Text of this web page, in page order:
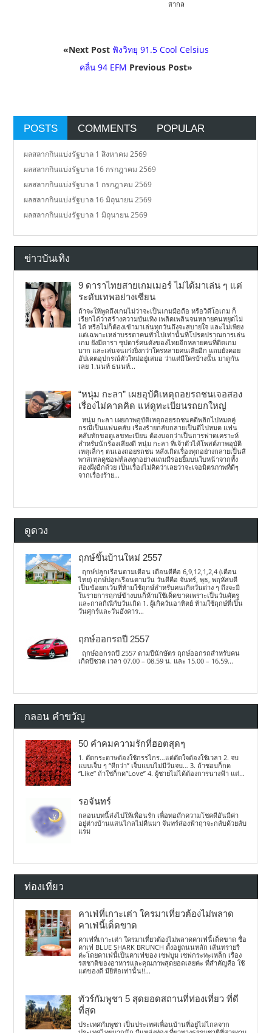
สากล
«Next Post ฟังวิทยุ 91.5 Cool Celsius
คลื่น 94 EFM Previous Post»
POSTS COMMENTS POPULAR
ผลสลากกินแบ่งรัฐบาล 1 สิงหาคม 2569
ผลสลากกินแบ่งรัฐบาล 16 กรกฎาคม 2569
ผลสลากกินแบ่งรัฐบาล 1 กรกฎาคม 2569
ผลสลากกินแบ่งรัฐบาล 16 มิถุนายน 2569
ผลสลากกินแบ่งรัฐบาล 1 มิถุนายน 2569
ข่าวบันเทิง
9 ดาราไทยสายเกมเมอร์ ไม่ได้มาเล่น ๆ แต่
ระดับเทพอย่างเซียน
ถ้าจะให้พูดถึงเกมไม่ว่าจะเป็นเกมมือถือ หรือวิดีโอเกม ก็
เรียกได้ว่าสร้างความบันเทิง เพลิดเพลินจนหลายคนหยุดไม่
ได้ หรือไม่ก็ต้องเข้ามาเล่นทุกวันถึงจะสบายใจ และไม่เพียง
แต่เฉพาะเหล่าบรรดาคนทั่วไปเท่านั้นที่โปรดปราณการเล่น
เกม ยังมีดารา ซุปตาร์คนดังของไทยอีกหลายคนที่ติดเกม
มาก และเล่นจนเก่งยิ่งกว่าใครหลายคนเสียอีก แถมยังคอย
อัปเดตอุปกรณ์ตัวใหม่อยู่เสมอ ว่าแต่มีใครบ้างนั้น มาดูกัน
เลย 1.นนท์ ธนนท์...
“หนุ่ม กะลา” เผยอุบัติเหตุถอยรถชนเจอสอง
เรื่องไม่คาดคิด แห่ดูทะเบียนรถยกใหญ่
หนุ่ม กะลา เผยภาพอุบัติเหตุถอยรถชนคดีพลิกไปหมดคู่
กรณีเป็นแฟนคลับ เรื่องร้ายกลับกลายเป็นดีไปหมด แฟน
คลับทักขอดูเลขทะเบียน ต้องบอกว่าเป็นการฟาดเคราะห์
สำหรับนักร้องเสียงดี หนุ่ม กะลา ที่เจ้าตัวได้โพสต์ภาพอุบัติ
เหตุเล็กๆ ตนเองถอยรถชน หลังเกิดเรื่องทุกอย่างกลายเป็นสี
พาสเทลดูซอฟท์ลงทุกอย่างแถมมีรอยยิ้มบนใบหน้าจากทั้ง
สองฝั่งอีกด้วย เป็นเรื่องไม่คิดว่าเลยว่าจะเจอมิตรภาพที่ดีๆ
จากเรื่องร้าย...
ดูดวง
ฤกษ์ขึ้นบ้านใหม่ 2557
ฤกษ์ปลูกเรือนตามเดือน เดือนดีคือ 6,9,12,1,2,4 (เดือน
ไทย) ฤกษ์ปลูกเรือนตามวัน วันดีคือ จันทร์, พุธ, พฤหัสบดี
เป็นข้อยกเว้นที่ห้ามใช้ฤกษ์สำหรับคนเกิดวันต่าง ๆ ถึงจะมี
ในรายการฤกษ์ข้างบนก็ห้ามใช้เด็ดขาดเพราะเป็นวันศัตรู
และกาลกิณีกับวันเกิด 1. ผู้เกิดวันอาทิตย์ ห้ามใช้ฤกษ์ที่เป็น
วันศุกร์และวันอังคาร...
ฤกษ์ออกรถปี 2557
ฤกษ์ออกรถปี 2557 ตามปีนักษัตร ฤกษ์ออกรถสำหรับคน
เกิดปีชวด เวลา 07.00 – 08.59 น. และ 15.00 – 16.59...
กลอน คำขวัญ
50 คำคมความรักที่ฮอตสุดๆ
1. ตัดกระดาษต้องใช้กรรไกร…แต่ตัดใจต้องใช้เวลา 2. จบ
แบบเจ็บ ๆ “ดีกว่า” เจ็บแบบไม่มีวันจบ… 3. ถ้าชอบก็กด
“Like” ถ้าใช่ก็กด”Love” 4. ผู้ชายไม่ได้ต้องการนางฟ้า แต่...
รอจันทร์
กลอนบทนี้ส่งไปให้เพื่อนรัก เพื่อทอถักความโชคดีอันมีค่า
อยู่ต่างบ้านแสนไกลไม่คืนมา จันทร์ส่องฟ้าฤาจะกลับด้วยลับ
แรม
ท่องเที่ยว
คาเฟ่ที่เกาะเต่า ใครมาเที่ยวต้องไม่พลาด
คาเฟ่นี้เด็ดขาด
คาเฟ่ที่เกาะเต่า ใครมาเที่ยวต้องไม่พลาดคาเฟ่นี้เด็ดขาด ชื่อ
คาเฟ่ BLUE SHARK BRUNCH ตั้งอยู่ถนนหลัก เส้นทรายรี
ค่ะโดยคาเฟ่นี้เป็นคาเฟ่ของ เชฟบูม เชฟกระทะเหล็ก เรื่อง
รสชาติของอาหารและคุณภาพสุดยอดเลยค่ะ ที่สำคัญคือ ใช้
แต่ของดี มียี่ห้อเท่านั้น!!...
ทัวร์กัมพูชา 5 สุดยอดสถานที่ท่องเที่ยว ที่ดี
ที่สุด
ประเทศกัมพูชา เป็นประเทศเพื่อนบ้านที่อยู่ไม่ไกลจาก